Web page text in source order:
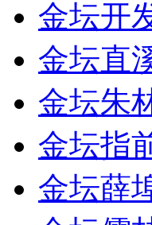
金坛开
金坛直
金坛朱
金坛指
金坛薛